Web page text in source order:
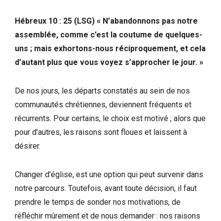
Hébreux 10 : 25 (LSG) « N’abandonnons pas notre
assemblée, comme c’est la coutume de quelques-
uns ; mais exhortons-nous réciproquement, et cela
d’autant plus que vous voyez s’approcher le jour. »
De nos jours, les départs constatés au sein de nos
communautés chrétiennes, deviennent fréquents et
récurrents. Pour certains, le choix est motivé ; alors que
pour d’autres, les raisons sont floues et laissent à
désirer.
Changer d’église, est une option qui peut survenir dans
notre parcours. Toutefois, avant toute décision, il faut
prendre le temps de sonder nos motivations, de
réfléchir mûrement et de nous demander : nos raisons